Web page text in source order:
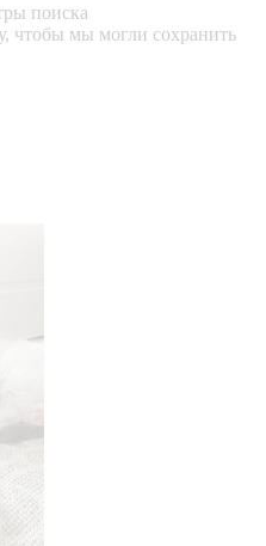
поиска
чтобы мы могли сохранить